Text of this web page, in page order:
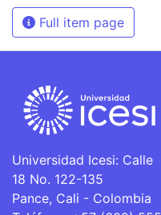
Full item page
Universidad Icesi: Calle
18 No. 122-135
Pance, Cali - Colombia